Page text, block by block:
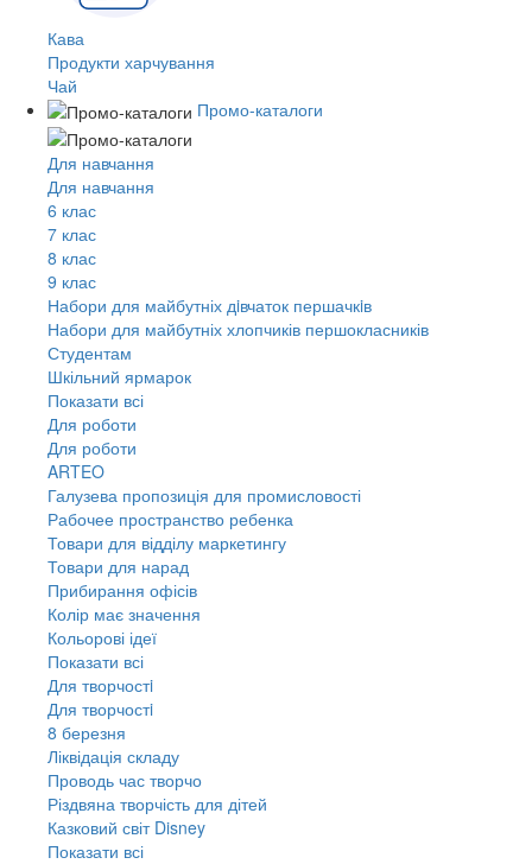
Кава
Продукти харчування
Чай
Промо-каталоги
Для навчання
Для навчання
6 клас
7 клас
8 клас
9 клас
Набори для майбутніх дiвчаток першачкiв
Набори для майбутніх хлопчиків першокласників
Студентам
Шкільний ярмарок
Показати всі
Для роботи
Для роботи
ARTEO
Галузева пропозиція для промисловості
Рабочее пространство ребенка
Товари для відділу маркетингу
Товари для нарад
Прибирання офісів
Колір має значення
Кольорові ідеї
Показати всі
Для творчостi
Для творчостi
8 березня
Ліквідація складу
Проводь час творчо
Різдвяна творчість для дітей
Казковий світ Disney
Показати всі